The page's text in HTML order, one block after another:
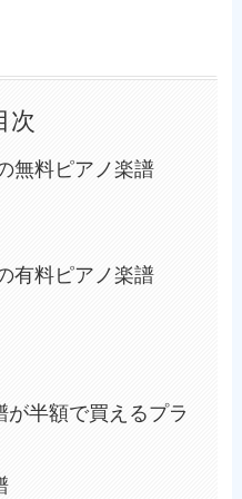
次
無料ピアノ楽譜
有料ピアノ楽譜
が半額で買えるプラ